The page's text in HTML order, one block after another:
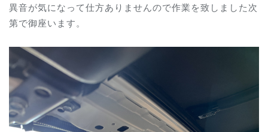
異音が気になって仕方ありませんので作業を致しました次
第で御座います。